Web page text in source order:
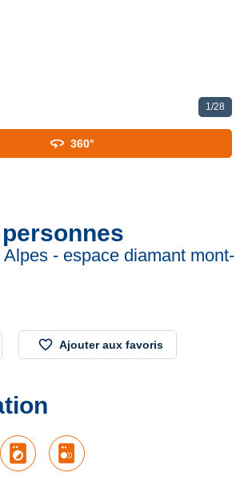
1/28
360 360°
Alpes - espace diamant mont-
favorite_border Ajouter aux favoris
local_laundry_service